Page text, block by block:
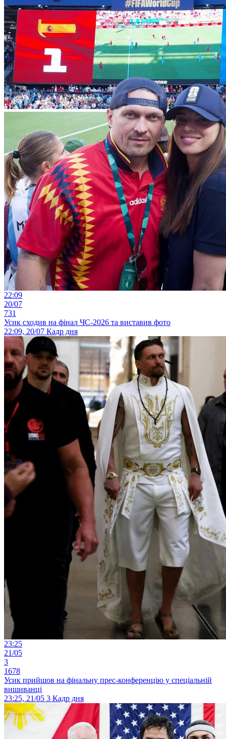
22:09
20/07
731
Усик сходив на фінал ЧС-2026 та виставив фото
22:09, 20/07 Кадр дня
23:25
21/05
3
1678
Усик прийшов на фінальну прес-конференцію у спеціальній
вишиванці
23:25, 21/05 3 Кадр дня